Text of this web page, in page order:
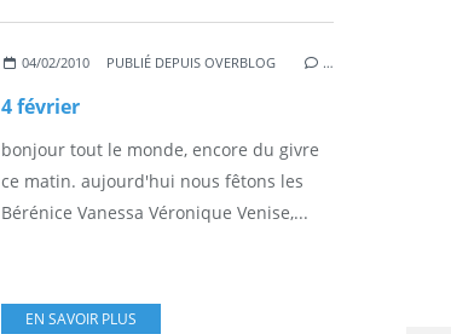
04/02/2010 PUBLIÉ DEPUIS OVERBLOG …
4 février
bonjour tout le monde, encore du givre
ce matin. aujourd'hui nous fêtons les
Bérénice Vanessa Véronique Venise,...
EN SAVOIR PLUS